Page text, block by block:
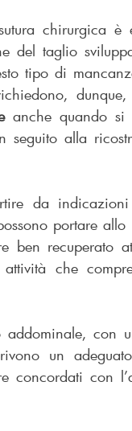
chirurgica è
del taglio
tipo di
dunque,
anche quando si
seguito alla
da indicazioni
ben recuperato
che
addominale, con
un
concordati con